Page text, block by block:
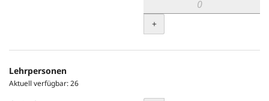
+
Lehrpersonen
Aktuell verfügbar: 26